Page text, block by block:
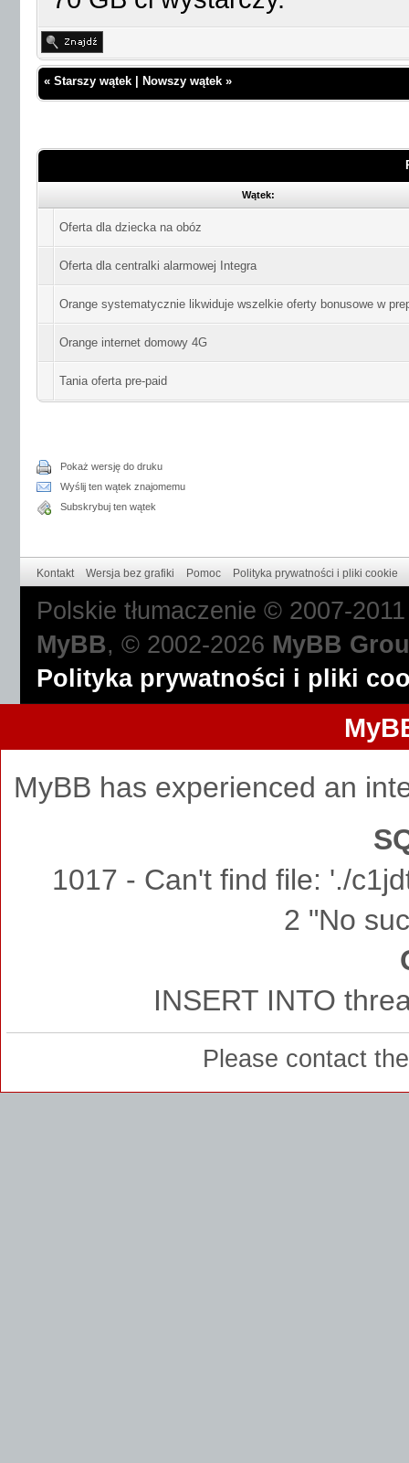
« Starszy wątek Nowszy wątek »
Wątek:
Oferta dla dziecka na obóz
Oferta dla centralki alarmowej Integra
Orange systematycznie likwiduje wszelkie oferty bonusowe w
Orange internet domowy 4G
Tania oferta pre-paid
Pokaż wersję do druku
Wyślij ten wątek znajomemu
Subskrybuj ten wątek
Kontakt Wersja bez grafiki Pomoc Polityka prywatności i pliki cookie
Polskie tłumaczenie © 2007-
MyBB, © 2002-2026 MyBB
Polityka prywatności i pliki
MyBB has experienced an
1017 - Can't find file: './
2 "No
INSERT INTO
Please contact